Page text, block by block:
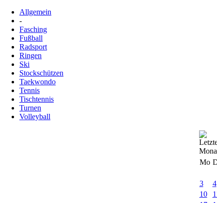
Allgemein
-
Fasching
Fußball
Radsport
Ringen
Ski
Stockschützen
Taekwondo
Tennis
Tischtennis
Turnen
Volleyball
Mo
3
4
10